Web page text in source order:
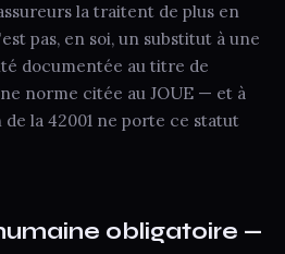
la traitent de plus en
pas, en soi, un substitut à une
documentée au titre de
norme citée au JOUE — et à
la 42001 ne porte ce statut
obligatoire —